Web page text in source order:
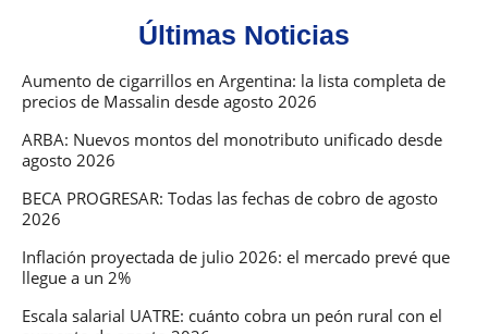
ANSES
para
junio
2026
Últimas Noticias
Aumento de cigarrillos en Argentina: la lista completa de
precios de Massalin desde agosto 2026
ARBA: Nuevos montos del monotributo unificado desde
agosto 2026
BECA PROGRESAR: Todas las fechas de cobro de agosto
2026
Inflación proyectada de julio 2026: el mercado prevé que
llegue a un 2%
Escala salarial UATRE: cuánto cobra un peón rural con el